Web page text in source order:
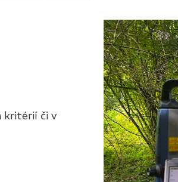
kritérií či v